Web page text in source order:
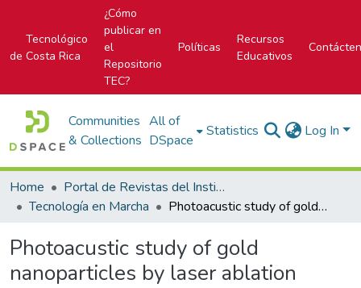
Tecnológico
de Costa Rica
¿Cómo
publicar en
el
Repositorio
TEC?
Políticas
Recursos
Educativos
Communities
& Collections
All of
DSpace
Statistics Log In
Home
Portal de Revistas del Instituto Tecnológico de Costa Rica
Tecnología en Marcha
Photoacustic study of gold nanoparticles by laser ablation
Photoacustic study of gold
nanoparticles by laser ablation